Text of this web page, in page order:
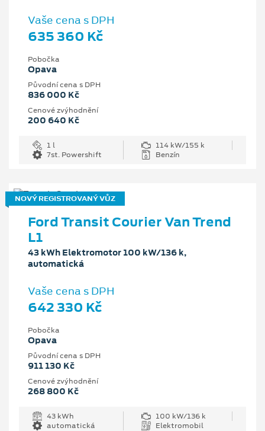
Vaše cena s DPH
635 360 Kč
Pobočka
Opava
Původní cena s DPH
836 000 Kč
Cenové zvýhodnění
200 640 Kč
1 l
114 kW/155 k
7st. Powershift
Benzín
NOVÝ REGISTROVANÝ VŮZ
Ford Transit Courier Van Trend
L1
43 kWh Elektromotor 100 kW/136 k,
automatická
Vaše cena s DPH
642 330 Kč
Pobočka
Opava
Původní cena s DPH
911 130 Kč
Cenové zvýhodnění
268 800 Kč
43 kWh
100 kW/136 k
automatická
Elektromobil